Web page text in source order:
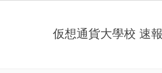
仮想通貨大學校 速報